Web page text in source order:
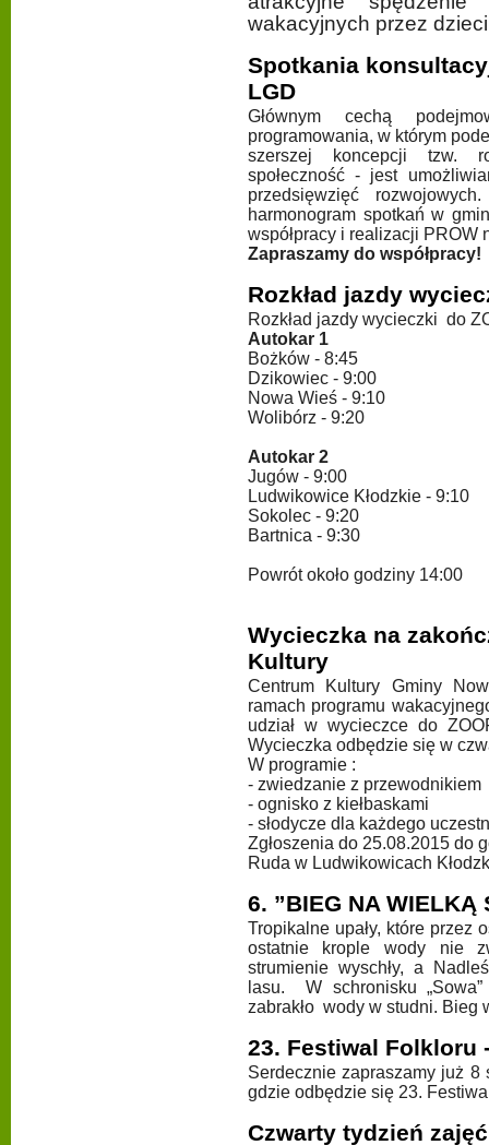
wakacyjnych przez
Spotkania
LGD
Głównym cechą
programowania, w którym
szerszej koncepcji tzw.
społeczność - jest
przedsięwzięć
harmonogram spotkań w
współpracy i realizacji PROW
Zapraszamy do współpracy!
Rozkład jazdy
Rozkład jazdy wycieczki do
Autokar 1
Bożków - 8:45
Dzikowiec - 9:00
Nowa Wieś - 9:10
Wolibórz - 9:20
Autokar 2
Jugów - 9:00
Ludwikowice Kłodzkie - 9:10
Sokolec - 9:20
Bartnica - 9:30
Powrót około godziny 14:00
Wycieczka na
Kultury
Centrum Kultury Gminy
ramach programu
udział w wycieczce do
Wycieczka odbędzie się w
W programie :
- zwiedzanie z przewodnikiem
- ognisko z kiełbaskami
- słodycze dla każdego
Zgłoszenia do 25.08.2015 do
Ruda w Ludwikowicach
6. ”BIEG NA WIELKĄ
Tropikalne upały, które przez
ostatnie krople wody nie
strumienie wyschły, a
lasu. W schronisku
zabrakło wody w studni. Bieg
23. Festiwal Folkloru
Serdecznie zapraszamy już
gdzie odbędzie się 23.
Czwarty tydzień